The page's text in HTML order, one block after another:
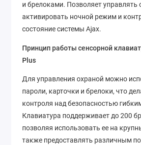
и брелоками. Позволяет управлять
активировать ночной режим и
состояние системы Ajax.
Принцип работы сенсорной
Plus
Для управления охраной можно
пароли, карточки и брелоки, что
контроля над безопасностью
Клавиатура поддерживает до 200
позволяя использовать ее на
также предоставлять различным